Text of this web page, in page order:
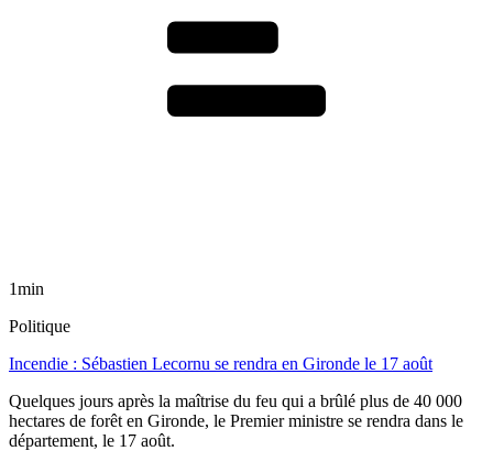
1min
Politique
Incendie : Sébastien Lecornu se rendra en Gironde le 17 août
Quelques jours après la maîtrise du feu qui a brûlé plus de 40 000
hectares de forêt en Gironde, le Premier ministre se rendra dans le
département, le 17 août.